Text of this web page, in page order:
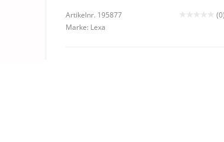
Artikelnr. 195877
Marke: Lexa